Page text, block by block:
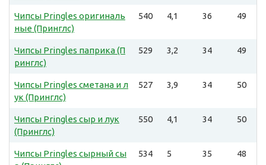
Чипсы Pringles оригиналь
ные (Принглс)
540 4,1 36 49
Чипсы Pringles паприка (П
ринглс)
529 3,2 34 49
Чипсы Pringles сметана и л
ук (Принглс)
527 3,9 34 50
Чипсы Pringles сыр и лук
(Принглс)
550 4,1 34 50
Чипсы Pringles сырный сы
534 5 35 48